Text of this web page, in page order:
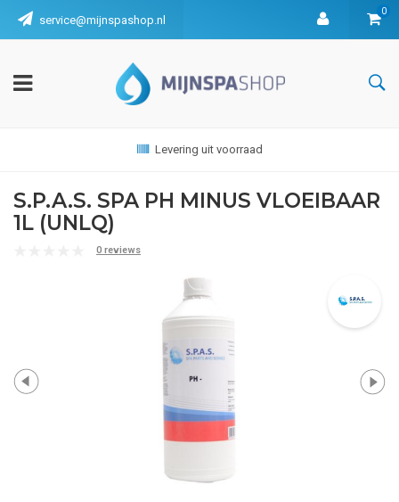
service@mijnspashop.nl
0
Levering uit voorraad
S.P.A.S. SPA PH MINUS VLOEIBAAR
1L (UNLQ)
0 reviews